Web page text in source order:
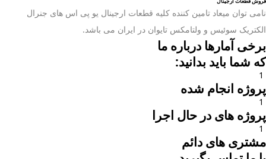
نامی توان میعاد تامین کننده کلیه قطعات ارجینال یو پی اس های جنرال
الکتریک سوئیس و ولتامکس تایوان در ایران می باشد.
برخی آمارها درباره ما
که شما باید بدانید:
1
پروژه انجام شده
1
پروژه های در حال اجرا
1
مشتری های دائم